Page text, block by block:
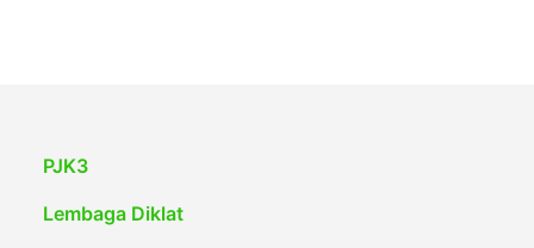
PJK3
Lembaga Diklat